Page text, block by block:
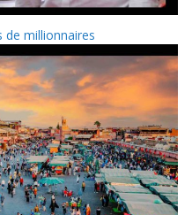
de millionnaires